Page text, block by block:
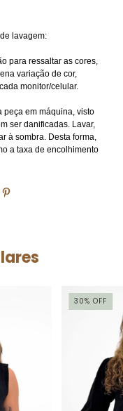
lavagem:
para ressaltar as cores,
variação de cor,
monitor/celular.
peça em máquina, visto
ser danificadas. Lavar,
à sombra. Desta forma,
a taxa de encolhimento
30%OFF